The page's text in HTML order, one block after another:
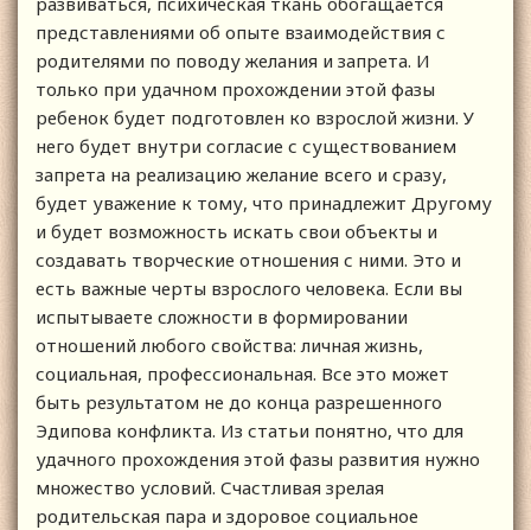
представлениями об опыте взаимодействия с
родителями по поводу желания и запрета. И
только при удачном прохождении этой фазы
ребенок будет подготовлен ко взрослой жизни. У
него будет внутри согласие с существованием
запрета на реализацию желание всего и сразу,
будет уважение к тому, что принадлежит Другому
и будет возможность искать свои объекты и
создавать творческие отношения с ними. Это и
есть важные черты взрослого человека. Если вы
испытываете сложности в формировании
отношений любого свойства: личная жизнь,
социальная, профессиональная. Все это может
быть результатом не до конца разрешенного
Эдипова конфликта. Из статьи понятно, что для
удачного прохождения этой фазы развития нужно
множество условий. Счастливая зрелая
родительская пара и здоровое социальное